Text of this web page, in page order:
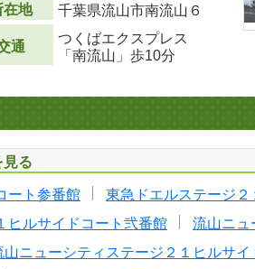
在地
千葉県流山市南流山６
通
つくばエクスプレス
「南流山」歩10分
る
ート参番館 東急ドエルステージ
ヒルサイドコート弐番館
流山ニュ
山ニューシティステージ２１ヒルサイ